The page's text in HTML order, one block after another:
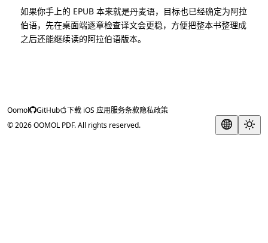
如果你手上的 EPUB 本来就是丹麦语，目标也已经确定为阿拉
伯语，先在桌面端逐章检查译文会更稳，方便把整本书整理成
之后还能继续读的阿拉伯语版本。
Oomol GitHub 下载 iOS 应用服务条款隐私政策
© 2026 OOMOL PDF. All rights reserved.